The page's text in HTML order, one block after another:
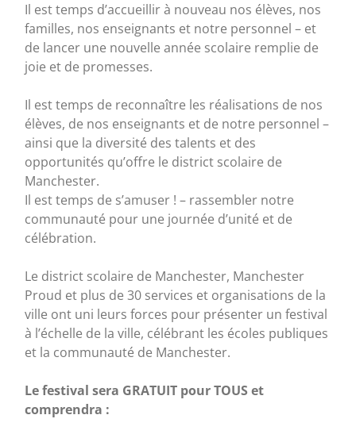
Il est temps d’accueillir à nouveau nos élèves, nos
familles, nos enseignants et notre personnel – et
de lancer une nouvelle année scolaire remplie de
joie et de promesses.
Il est temps de reconnaître les réalisations de nos
élèves, de nos enseignants et de notre personnel –
ainsi que la diversité des talents et des
opportunités qu’offre le district scolaire de
Manchester.
Il est temps de s’amuser ! – rassembler notre
communauté pour une journée d’unité et de
célébration.
Le district scolaire de Manchester, Manchester
Proud et plus de 30 services et organisations de la
ville ont uni leurs forces pour présenter un festival
à l’échelle de la ville, célébrant les écoles publiques
et la communauté de Manchester.
Le festival sera GRATUIT pour TOUS et
comprendra :